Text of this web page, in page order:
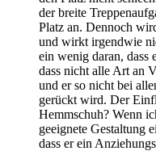
der breite
Platz an. Dennoch
und wirkt irgendwie
ein wenig daran, dass
dass nicht alle Art an
und er so nicht bei
gerückt wird. Der
Hemmschuh? Wenn
geeignete Gestaltung
dass er ein